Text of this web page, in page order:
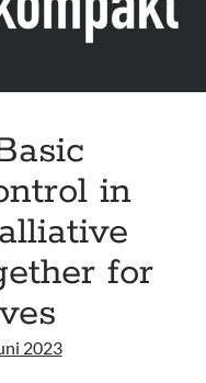
in
for
2023